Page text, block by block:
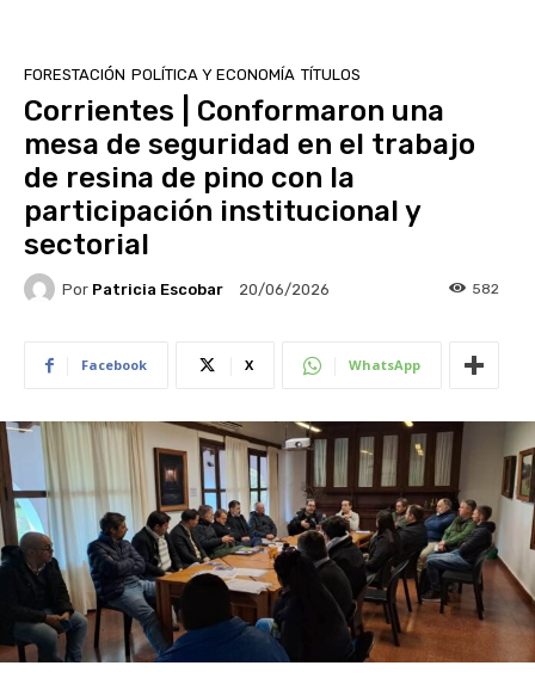
FORESTACIÓN POLÍTICA Y ECONOMÍA TÍTULOS
Corrientes | Conformaron una
mesa de seguridad en el trabajo
de resina de pino con la
participación institucional y
sectorial
Por Patricia Escobar 20/06/2026 582
Facebook X WhatsApp